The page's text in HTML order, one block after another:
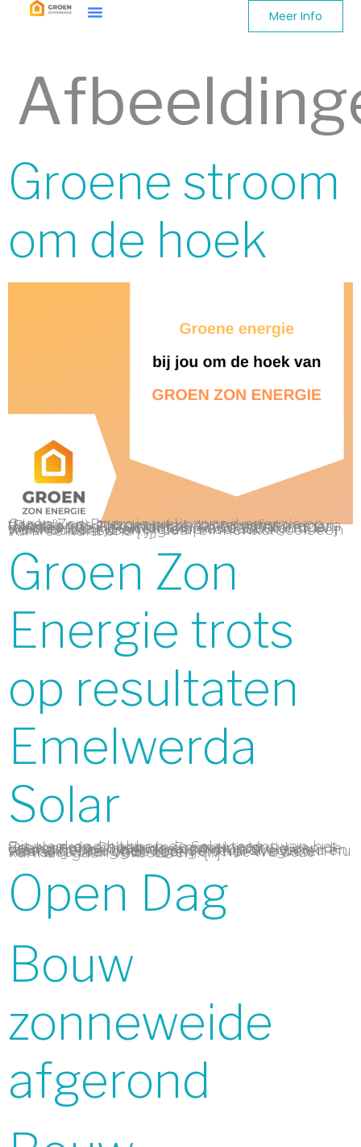
Meer Info
Groene stroom
om de hoek
Groen Zon Energie wekt zonne-energie op dankzij ons zonnepark in Luttelgeest (Flevoland). Jij kunt onze stroom afnemen via Vandebron. Bij Vandebron kies je jouw eigen lokale energieleverancier en zo weet je dus precies waar jouw stroom vandaan komt. Wij wekken zonne-energie op voor 1500 huishoudens. Ben jij daar binnenkort ook een van? Je kunt ons […]
Groen Zon
Energie trots
op resultaten
Emelwerda
Solar
Dit weekend hebben de Solar teams van het Emelwerda College in Emmeloord deelgenomen aan de eerste wedstrijd van de Young Solar Challenge van dit jaar. Beide teams hebben het erg naar hun zin gehad en naar eigen zeggen veel geleerd. ‘We weten nu van alles over onze boten en hoe we deze kunnen gaan verbeteren’. […]
Open Dag
Bouw
zonneweide
afgerond